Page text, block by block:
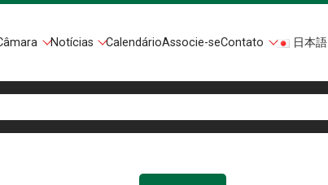
Notícias CalendárioAssocie-seContato 日本語